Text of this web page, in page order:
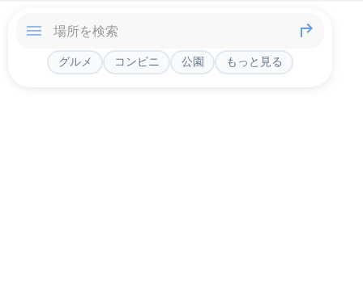
グルメ コンビニ 公園 もっと見る